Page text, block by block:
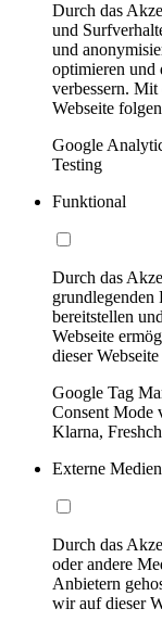
Durch das
und
und
optimieren und
verbessern.
Webseite
Google
Testing
Funktional
Durch das
grundlegenden
bereitstellen
Webseite
dieser
Google Tag
Consent Mode
Klarna,
Externe
Durch das
oder andere
Anbietern
wir auf dieser